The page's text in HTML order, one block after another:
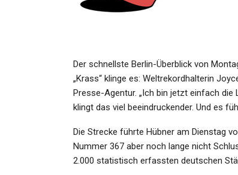
Der schnellste Berlin-Überblick von
„Krass“ klinge es: Weltrekordhalterin
Presse-Agentur. „Ich bin jetzt einfach
klingt das viel beeindruckender. Und es
Die Strecke führte Hübner am Dienstag
Nummer 367 aber noch lange nicht
2.000 statistisch erfassten deutschen
Wetter In Paderborn
Achtung, Sturm! Die
Lage…